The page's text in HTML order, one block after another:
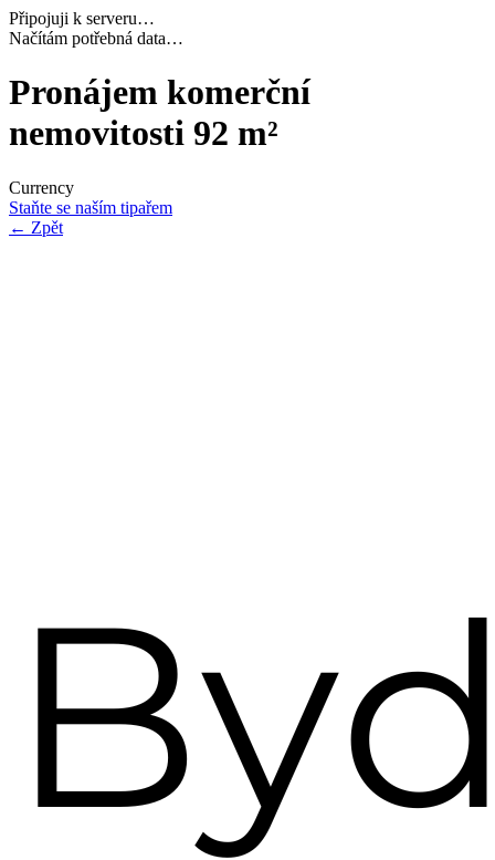
Připojuji k serveru…
Dokončuji inicializaci…
Pronájem komerční
nemovitosti 92 m²
Currency
Staňte se naším tipařem
← Zpět